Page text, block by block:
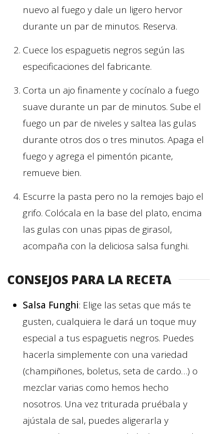
nuevo al fuego y dale un ligero hervor
durante un par de minutos. Reserva.
Cuece los espaguetis negros según las
especificaciones del fabricante.
Corta un ajo finamente y cocínalo a fuego
suave durante un par de minutos. Sube el
fuego un par de niveles y saltea las gulas
durante otros dos o tres minutos. Apaga el
fuego y agrega el pimentón picante,
remueve bien.
Escurre la pasta pero no la remojes bajo el
grifo. Colócala en la base del plato, encima
las gulas con unas pipas de girasol,
acompaña con la deliciosa salsa funghi.
CONSEJOS PARA LA RECETA
Salsa Funghi: Elige las setas que más te
gusten, cualquiera le dará un toque muy
especial a tus espaguetis negros. Puedes
hacerla simplemente con una variedad
(champiñones, boletus, seta de cardo…) o
mezclar varias como hemos hecho
nosotros. Una vez triturada pruébala y
ajústala de sal, puedes aligerarla y